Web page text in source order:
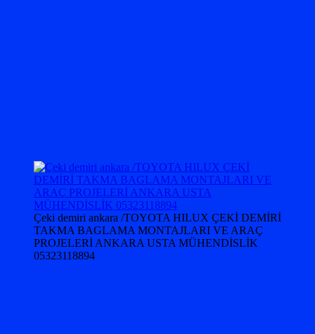
Çeki demiri ankara /TOYOTA HILUX ÇEKİ DEMİRİ
TAKMA BAGLAMA MONTAJLARI VE ARAÇ
PROJELERİ ANKARA USTA MÜHENDİSLİK
05323118894